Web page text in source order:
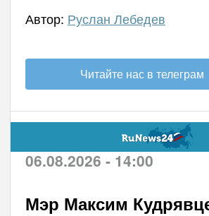
Автор: Руслан Лебедев
Читайте нас в телеграм
06.08.2026 - 14:00
Мэр Максим